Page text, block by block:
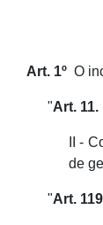
Art. 1º O
"Art. 11.
II -
de
"Art.